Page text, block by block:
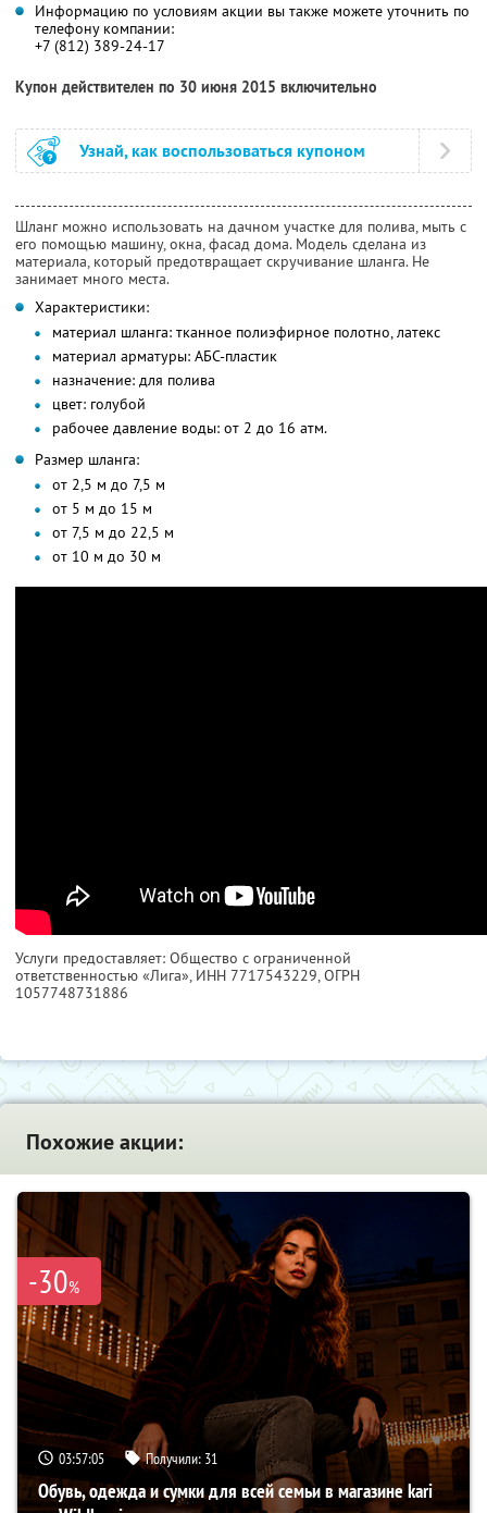
Информацию по условиям акции вы также можете уточнить по
телефону компании:
+7 (812) 389-24-17
Купон действителен по 30 июня 2015 включительно
Узнай, как воспользоваться купоном
Шланг можно использовать на дачном участке для полива, мыть с
его помощью машину, окна, фасад дома. Модель сделана из
материала, который предотвращает скручивание шланга. Не
занимает много места.
Характеристики:
материал шланга: тканное полиэфирное полотно, латекс
материал арматуры: АБС-пластик
назначение: для полива
цвет: голубой
рабочее давление воды: от 2 до 16 атм.
Размер шланга:
от 2,5 м до 7,5 м
от 5 м до 15 м
от 7,5 м до 22,5 м
от 10 м до 30 м
Услуги предоставляет: Общество с ограниченной
ответственностью «Лига», ИНН 7717543229, ОГРН
1057748731886
Похожие акции:
-30%
03:57:04 Получили: 31
Обувь, одежда и сумки для всей семьи в магазине kari